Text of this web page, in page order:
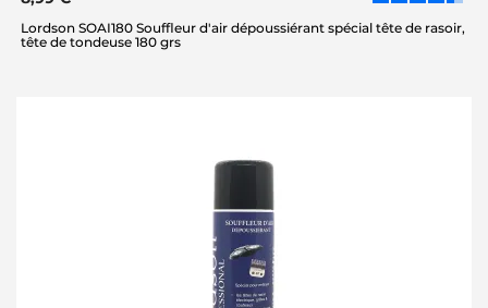
Lordson SOAI180 Souffleur d'air dépoussiérant spécial tête de rasoir,
tête de tondeuse 180 grs